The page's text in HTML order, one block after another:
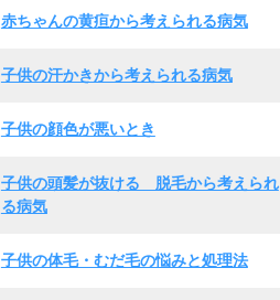
赤ちゃんの黄疸から考えられる病気
子供の汗かきから考えられる病気
子供の顔色が悪いとき
子供の頭髪が抜ける 脱毛から考えられ
る病気
子供の体毛・むだ毛の悩みと処理法